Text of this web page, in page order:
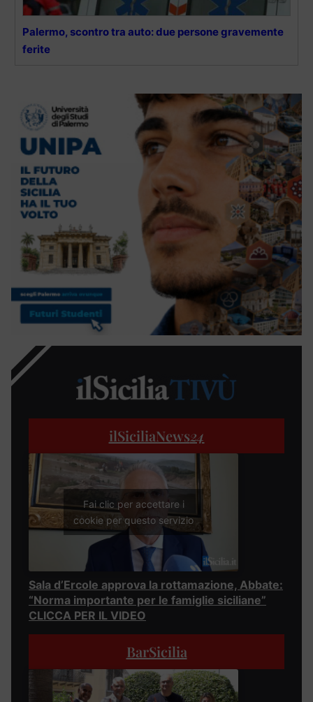
Palermo, scontro tra auto: due persone gravemente
ferite
ilSiciliaNews24
Fai clic per accettare i
cookie per questo servizio
Sala d’Ercole approva la rottamazione, Abbate:
“Norma importante per le famiglie siciliane”
CLICCA PER IL VIDEO
BarSicilia